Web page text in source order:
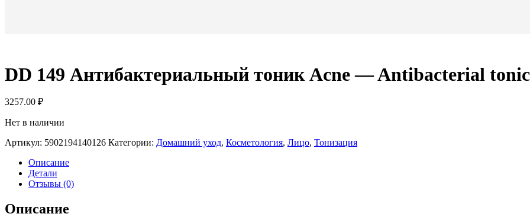
DD 149 Антибактериальный тоник Acne — Antibacterial
3257.00 ₽
Нет в наличии
Артикул: 5902194140126 Категории: Домашний уход, Косметология, Лицо, Тонизация
Описание
Детали
Отзывы (0)
Описание